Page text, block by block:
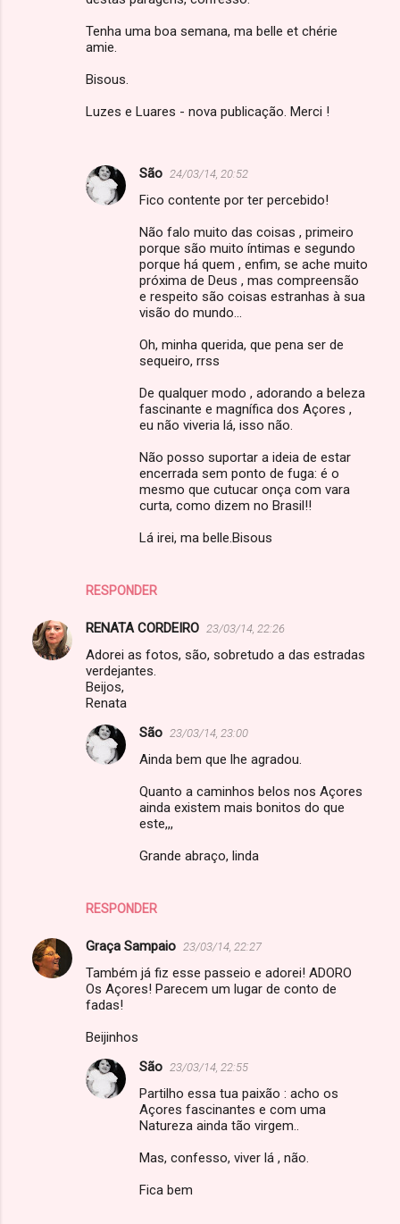
Tenha uma boa semana, ma belle et chérie
amie.
Bisous.
Luzes e Luares - nova publicação. Merci !
RESPONDER
São 24/03/14, 20:52
Fico contente por ter percebido!
Não falo muito das coisas , primeiro
porque são muito íntimas e segundo
porque há quem , enfim, se ache muito
próxima de Deus , mas compreensão
e respeito são coisas estranhas à sua
visão do mundo...
Oh, minha querida, que pena ser de
sequeiro, rrss
De qualquer modo , adorando a beleza
fascinante e magnífica dos Açores ,
eu não viveria lá, isso não.
Não posso suportar a ideia de estar
encerrada sem ponto de fuga: é o
mesmo que cutucar onça com vara
curta, como dizem no Brasil!!
Lá irei, ma belle.Bisous
RENATA CORDEIRO 23/03/14, 22:26
Adorei as fotos, são, sobretudo a das estradas
verdejantes.
Beijos,
Renata
RESPONDER
São 23/03/14, 23:00
Ainda bem que lhe agradou.
Quanto a caminhos belos nos Açores
ainda existem mais bonitos do que
este,,,
Grande abraço, linda
Graça Sampaio 23/03/14, 22:27
Também já fiz esse passeio e adorei! ADORO
Os Açores! Parecem um lugar de conto de
fadas!
Beijinhos
São 23/03/14, 22:55
Partilho essa tua paixão : acho os
Açores fascinantes e com uma
Natureza ainda tão virgem..
Mas, confesso, viver lá , não.
Fica bem